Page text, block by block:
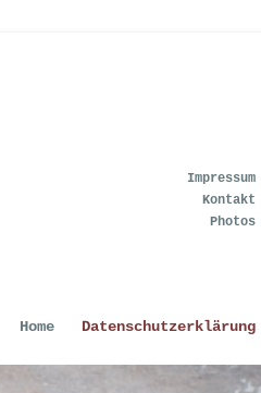
Impressum
Kontakt
Photos
Home Datenschutzerklärung